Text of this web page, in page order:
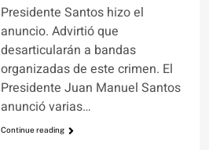
Presidente Santos hizo el
anuncio. Advirtió que
desarticularán a bandas
organizadas de este crimen. El
Presidente Juan Manuel Santos
anunció varias…
Continue reading